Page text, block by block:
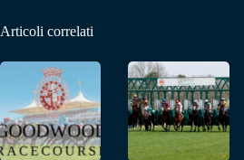
Articoli correlati